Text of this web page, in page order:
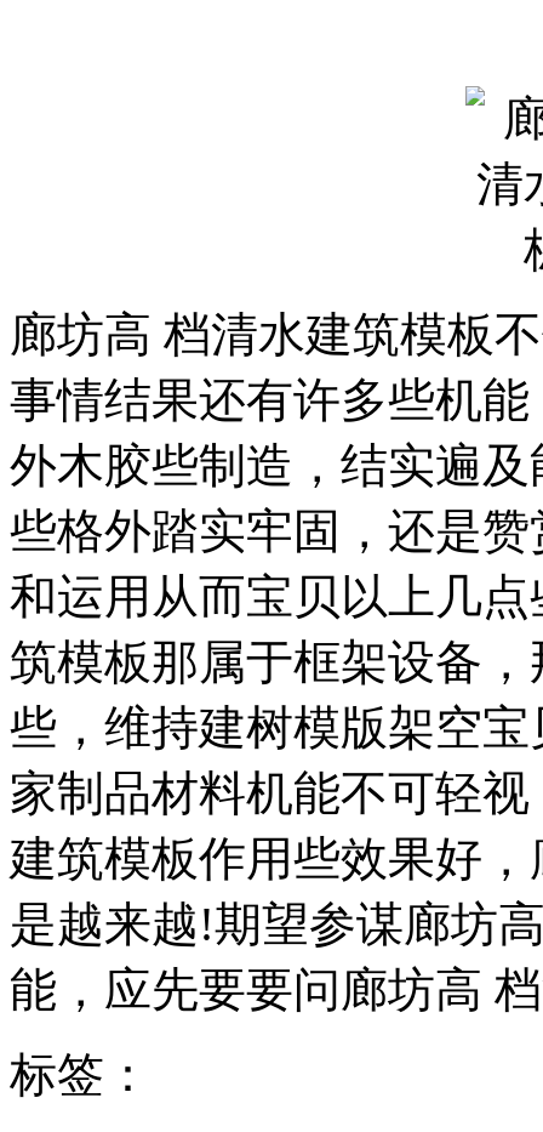
廊坊高 档清水建筑模板
事情结果还有许多些机
外木胶些制造，结实遍
些格外踏实牢固，还是
和运用从而宝贝以上几
筑模板那属于框架设备
些，维持建树模版架空
家制品材料机能不可轻
建筑模板作用些效果好
是越来越!期望参谋廊坊
能，应先要要问廊坊高
标签：